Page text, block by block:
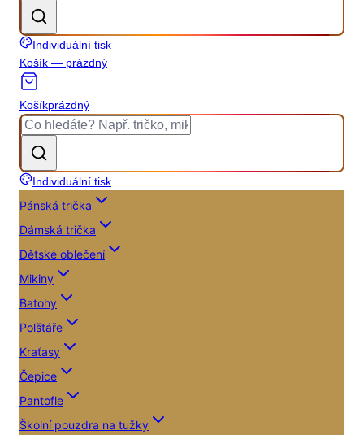
Individuální tisk
Košík — prázdný
Košíkprázdný
Individuální tisk
Pánská trička
Dámská trička
Dětské oblečení
Mikiny
Batohy
Polštáře
Kraťasy
Čepice
Pantofle
Školní pouzdra na tužky